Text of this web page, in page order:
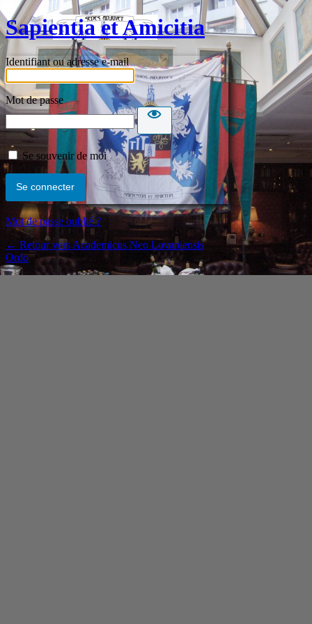
Sapientia et Amicitia
Identifiant ou adresse e-mail
Mot de passe
Se souvenir de moi
Mot de passe oublié ?
← Retour vers Academicus Neo Lovaniensis
Ordo